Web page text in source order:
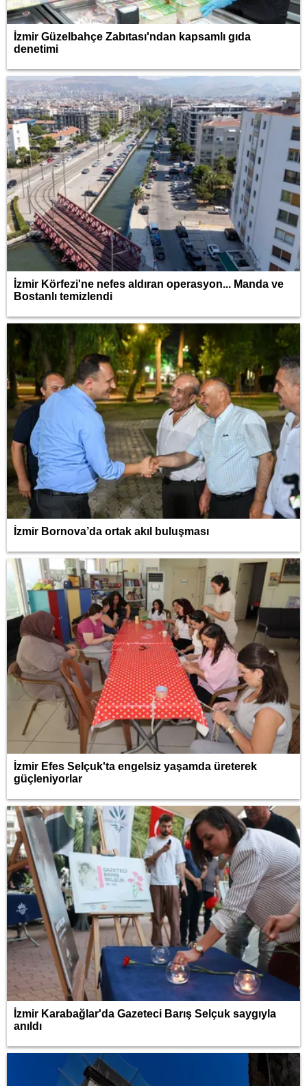
İzmir Güzelbahçe Zabıtası'ndan kapsamlı gıda
denetimi
İzmir Körfezi'ne nefes aldıran operasyon... Manda ve
Bostanlı temizlendi
İzmir Bornova’da ortak akıl buluşması
İzmir Efes Selçuk'ta engelsiz yaşamda üreterek
güçleniyorlar
İzmir Karabağlar'da Gazeteci Barış Selçuk saygıyla
anıldı